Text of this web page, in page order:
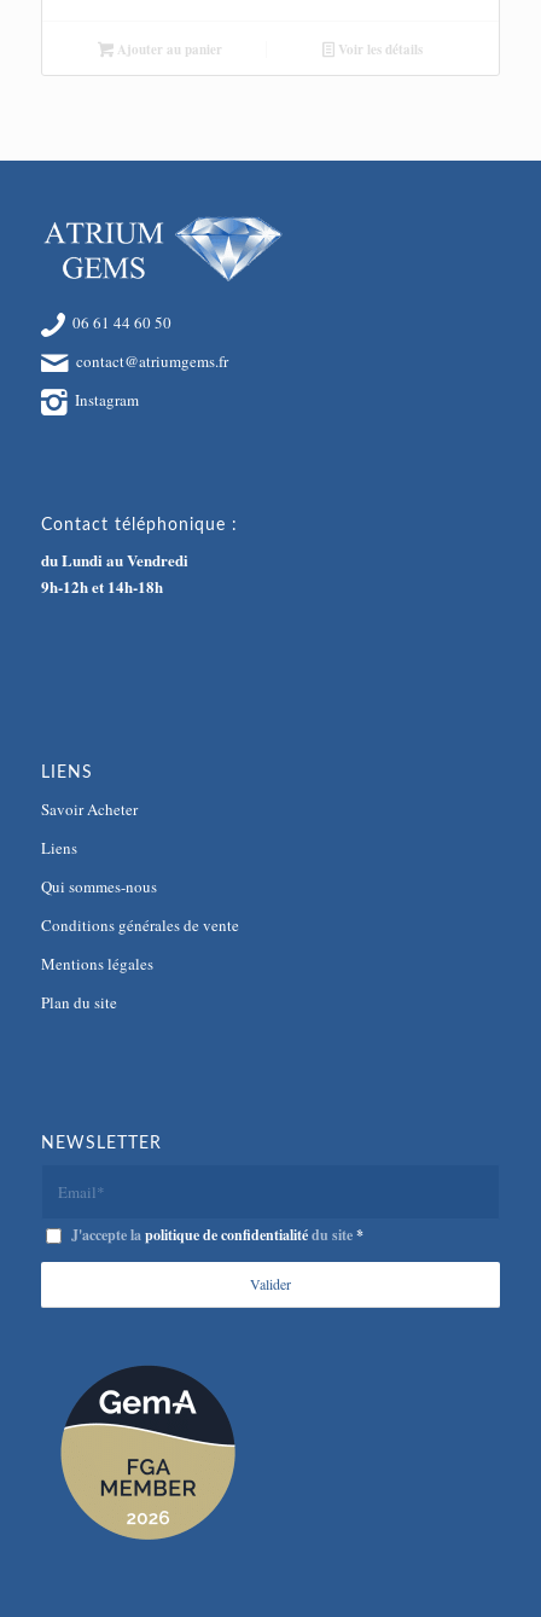
Ajouter au panier Voir les détails
06 61 44 60 50
contact@atriumgems.fr
Instagram
Contact téléphonique :
du Lundi au Vendredi
9h-12h et 14h-18h
LIENS
Savoir Acheter
Liens
Qui sommes-nous
Conditions générales de vente
Mentions légales
Plan du site
NEWSLETTER
J'accepte lapolitique de confidentialitédu site*